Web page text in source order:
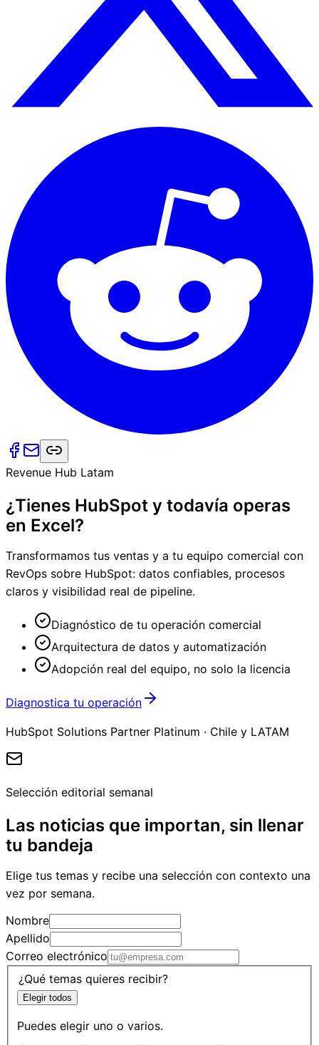
Revenue Hub Latam
¿Tienes HubSpot y todavía operas
en Excel?
Transformamos tus ventas y a tu equipo comercial con
RevOps sobre HubSpot: datos confiables, procesos
claros y visibilidad real de pipeline.
Diagnóstico de tu operación comercial
Arquitectura de datos y automatización
Adopción real del equipo, no solo la licencia
Diagnostica tu operación
HubSpot Solutions Partner Platinum · Chile y LATAM
Selección editorial semanal
Las noticias que importan, sin llenar
tu bandeja
Elige tus temas y recibe una selección con contexto una
vez por semana.
Nombre
Apellido
Correo electrónico
¿Qué temas quieres recibir?
Elegir todos
Puedes elegir uno o varios.